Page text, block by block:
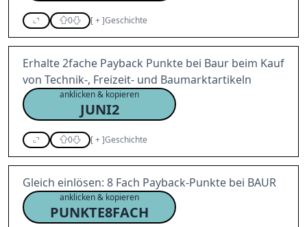
0 [+]Geschichte
Erhalte 2fache Payback Punkte bei Baur beim Kauf
von Technik-, Freizeit- und Baumarktartikeln
anklicken & kopieren
JUNI2
0 [+]Geschichte
Gleich einlösen: 8 Fach Payback-Punkte bei BAUR
anklicken & kopieren
PUNKTE8FACH